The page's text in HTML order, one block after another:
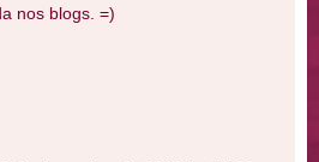
nos blogs. =)